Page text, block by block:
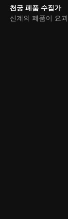
천궁 폐품 수집가